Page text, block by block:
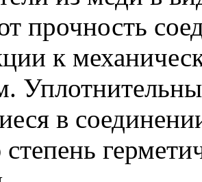
прочность
к
в